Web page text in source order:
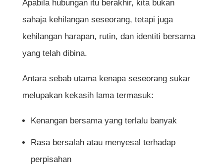
Menyembuhkan Segalanya
Soalan Lazim Berkaitan Cara Lupakan
Berapa lama masa yang diperlukan untuk
lupakan kekasih lama?
Patutkah saya berkawan semula dengan
bekas kekasih?
Adakah salah jika saya masih merindui
Apabila hubungan itu berakhir, kita bukan
sahaja kehilangan seseorang, tetapi juga
kehilangan harapan, rutin, dan identiti bersama
yang telah dibina.
Antara sebab utama kenapa seseorang sukar
melupakan kekasih lama termasuk:
Kenangan bersama yang terlalu banyak
Rasa bersalah atau menyesal terhadap
perpisahan